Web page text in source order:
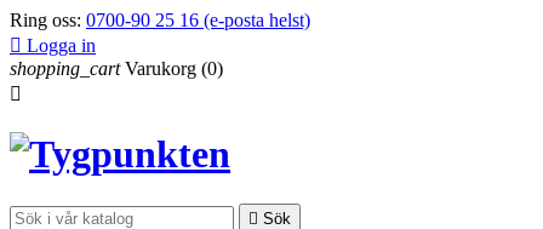
Ring oss: 0700-90 25 16 (e-posta helst)
 Logga in
shopping_cart Varukorg (0)

 Sök